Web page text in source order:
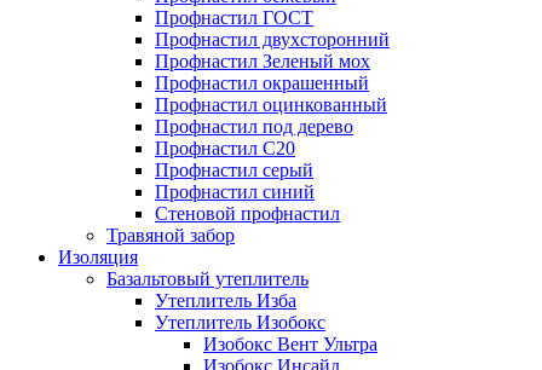
Профнастил ГОСТ
Профнастил двухсторонний
Профнастил Зеленый мох
Профнастил окрашенный
Профнастил оцинкованный
Профнастил под дерево
Профнастил С20
Профнастил серый
Профнастил синий
Стеновой профнастил
Травяной забор
Изоляция
Базальтовый утеплитель
Утеплитель Изба
Утеплитель Изобокс
Изобокс Вент Ультра
Изобокс Инсайд